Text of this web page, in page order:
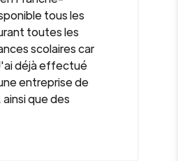
tous les
toutes les
scolaires car
déjà effectué
entreprise de
que des